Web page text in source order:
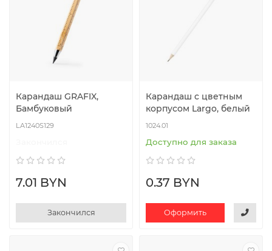
Карандаш GRAFIX,
Бамбуковый
LA1240S129
7.01 BYN
Закончился
Карандаш с цветным
корпусом Largo, белый
1024.01
Доступно для заказа
0.37 BYN
Оформить